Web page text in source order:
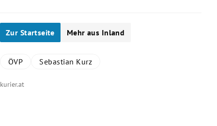
Zur Startseite Mehr aus Inland
ÖVP Sebastian Kurz
kurier.at